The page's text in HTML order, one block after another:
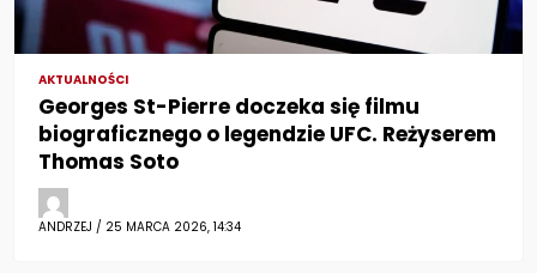
AKTUALNOŚCI
Georges St-Pierre doczeka się filmu
biograficznego o legendzie UFC. Reżyserem
Thomas Soto
ANDRZEJ / 25 MARCA 2026, 14:34